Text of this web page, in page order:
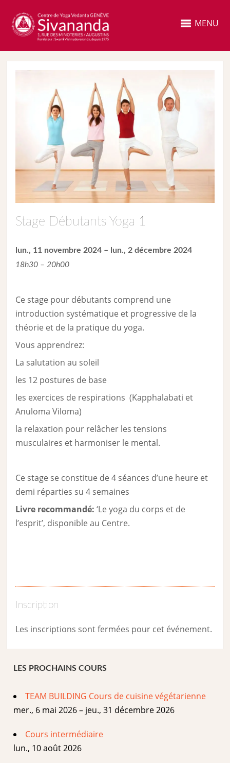
MENU
Stage Débutants Yoga 1
lun., 11 novembre 2024 – lun., 2 décembre 2024
18h30 – 20h00
Ce stage pour débutants comprend une
introduction systématique et progressive de la
théorie et de la pratique du yoga.
Vous apprendrez:
La salutation au soleil
les 12 postures de base
les exercices de respirations (Kapphalabati et
Anuloma Viloma)
la relaxation pour relâcher les tensions
musculaires et harmoniser le mental.
Ce stage se constitue de 4 séances d’une heure et
demi réparties su 4 semaines
Livre recommandé:‘Le yoga du corps et de
l’esprit’, disponible au Centre.
Inscription
Les inscriptions sont fermées pour cet événement.
LES PROCHAINS COURS
TEAM BUILDING Cours de cuisine végétarienne
mer., 6 mai 2026 – jeu., 31 décembre 2026
Cours intermédiaire
lun., 10 août 2026